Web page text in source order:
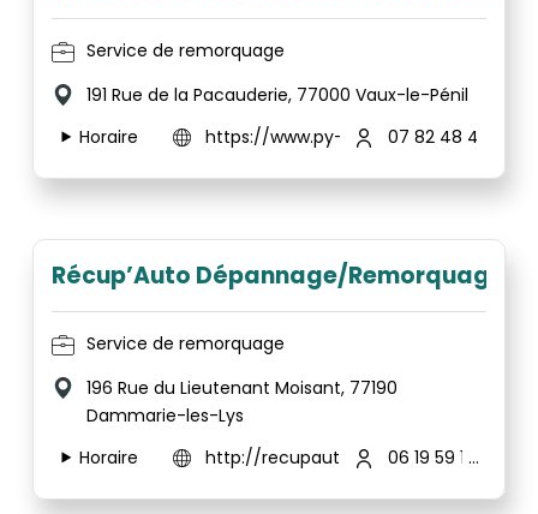
Service de remorquage
191 Rue de la Pacauderie, 77000 Vaux-le-Pénil
Horaire
https://www.py-auto.fr/07 82 48 47 88
Récup’Auto Dépannage/Remorquage/
Service de remorquage
196 Rue du Lieutenant Moisant, 77190
Dammarie-les-Lys
Horaire
http://recupautofrance.fr/06 19 59 17 88